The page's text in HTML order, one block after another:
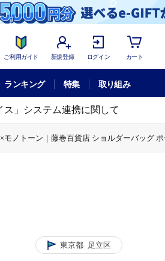
ご利用ガイド 新規登録 ログイン カート
ランキング 特集 取り組み
ス」システム連携に関して
モノトーン｜藤巻百貨店 ショルダーバッグ
東京都 足立区